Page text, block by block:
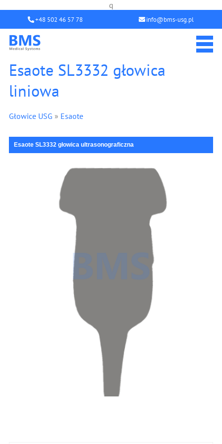
q
+48 502 46 57 78 info@bms-usg.pl
Esaote SL3332 głowica
liniowa
Głowice USG » Esaote
Esaote SL3332 głowica ultrasonograficzna